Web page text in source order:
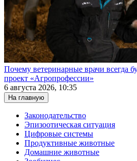
Почему ветеринарные врачи всегда
проект «Агропрофессии»
6 августа 2026, 10:35
На главную
Законодательство
Эпизоотическая ситуация
Цифровые системы
Продуктивные животные
Домашние животные